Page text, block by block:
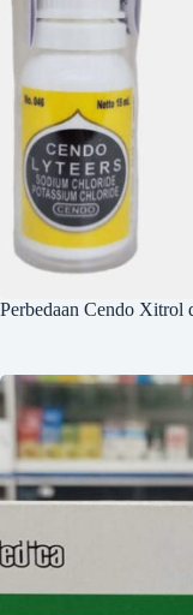
Perbedaan Cendo Xitrol